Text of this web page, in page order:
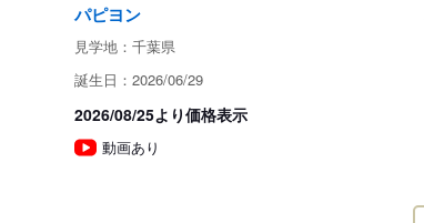
パピヨン
見学地：千葉県
誕生日：2026/06/29
2026/08/25より価格表示
動画あり